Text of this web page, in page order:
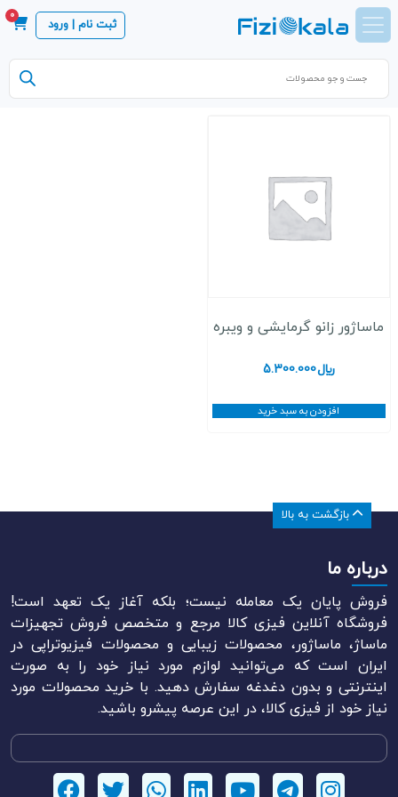
ثبت نام | ورود
0
Products
search
ماساژور زانو گرمایشی و ویبره
﷼5.300.000
افزودن به سبد خرید
درباره ما
فروش پایان یک معامله نیست؛ بلکه آغاز یک تعهد است!
فروشگاه آنلاین فیزی کالا مرجع و متخصص فروش تجهیزات
ماساژ، ماساژور، محصولات زیبایی و محصولات فیزیوتراپی در
ایران است که می‌توانید لوازم مورد نیاز خود را به صورت
اینترنتی و بدون دغدغه سفارش دهید. با خرید محصولات مورد
نیاز خود از فیزی کالا، در این عرصه پیشرو باشید.
بازگشت به بالا